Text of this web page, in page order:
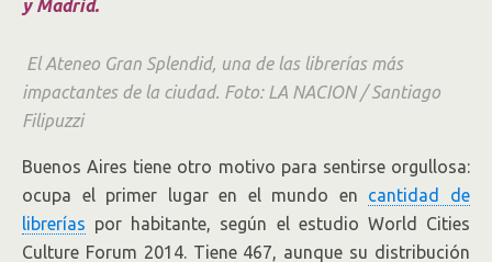
y Madrid.
El Ateneo Gran Splendid, una de las librerías más
impactantes de la ciudad. Foto: LA NACION / Santiago
Filipuzzi
Buenos Aires tiene otro motivo para sentirse orgullosa:
ocupa el primer lugar en el mundo en cantidad de
librerías por habitante, según el estudio World Cities
Culture Forum 2014. Tiene 467, aunque su distribución